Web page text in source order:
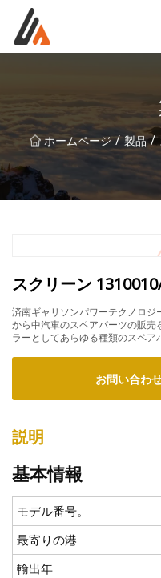
ホームページ / 製品 /
スクリーン
済南ギャリソンパワーテクノロ
から中汽車のスペアパーツの販
ラーとしてあらゆる種類のスペア
お問い合わ
説明
基本情報
モデル番号。
最寄りの港
輸出年